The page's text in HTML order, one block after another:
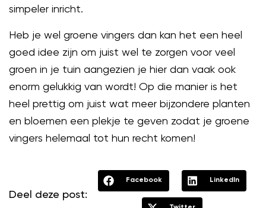
simpeler inricht.
Heb je wel groene vingers dan kan het een heel
goed idee zijn om juist wel te zorgen voor veel
groen in je tuin aangezien je hier dan vaak ook
enorm gelukkig van wordt! Op die manier is het
heel prettig om juist wat meer bijzondere planten
en bloemen een plekje te geven zodat je groene
vingers helemaal tot hun recht komen!
Deel deze post:
Facebook LinkedIn